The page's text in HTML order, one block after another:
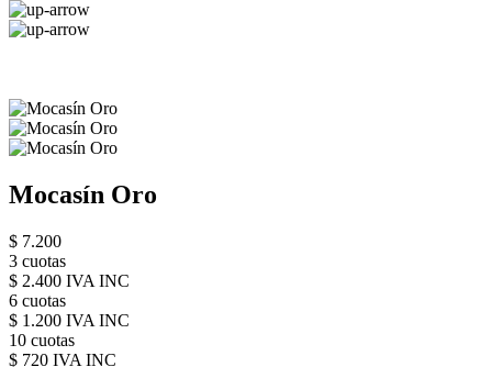
Mocasín Oro
$ 7.200
3 cuotas
$ 2.400 IVA INC
6 cuotas
$ 1.200 IVA INC
10 cuotas
$ 720 IVA INC